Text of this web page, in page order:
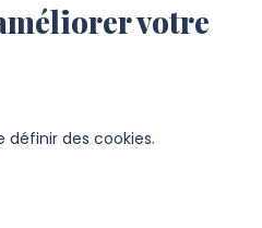
votre
des cookies.